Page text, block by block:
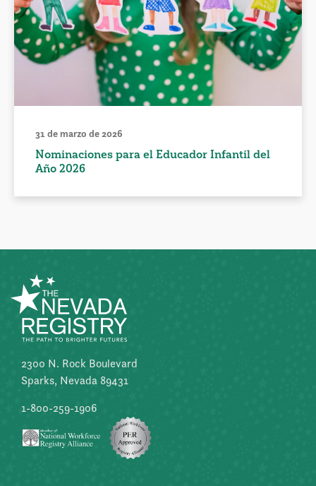
31 de marzo de 2026
Nominaciones para el Educador Infantil del
Año 2026
2300 N. Rock Boulevard
Sparks, Nevada 89431
1-800-259-1906